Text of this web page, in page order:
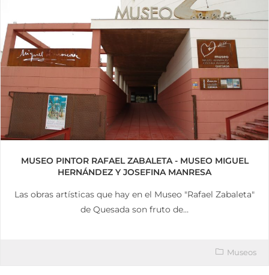
MUSEO PINTOR RAFAEL ZABALETA - MUSEO MIGUEL
HERNÁNDEZ Y JOSEFINA MANRESA
Las obras artísticas que hay en el Museo "Rafael Zabaleta"
de Quesada son fruto de…
Museos